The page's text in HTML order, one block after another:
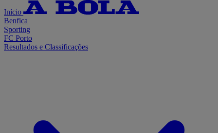
Início
Benfica
Sporting
FC Porto
Resultados e Classificações